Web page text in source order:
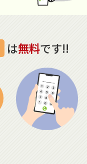
は無料です!!